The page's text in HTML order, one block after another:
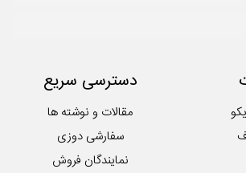
دسترسی سریع
مقالات و نوشته ها
سفارشی دوزی
نمایندگان فروش